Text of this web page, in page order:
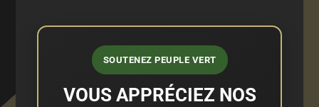
SOUTENEZ PEUPLE VERT
VOUS APPRÉCIEZ NOS